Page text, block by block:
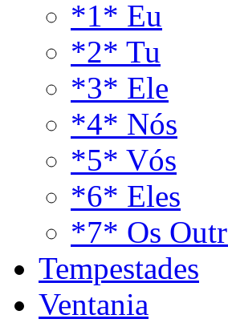
*1* Eu
*2* Tu
*3* Ele
*4* Nós
*5* Vós
*6* Eles
*7* Os
Tempestades
Ventania